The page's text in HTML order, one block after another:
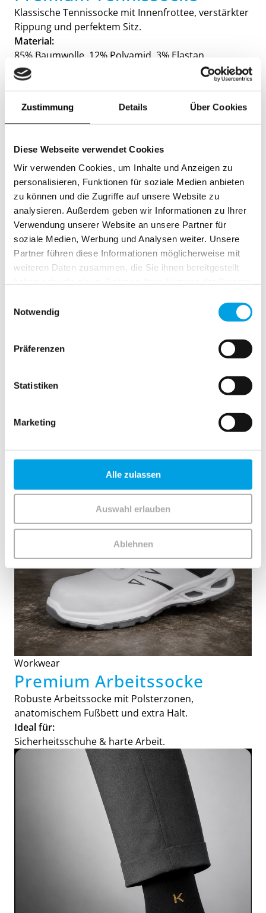
Zustimmung Details Über Cookies
Diese Webseite verwendet Cookies
Wir verwenden Cookies, um Inhalte und Anzeigen zu
personalisieren, Funktionen für soziale Medien anbieten
zu können und die Zugriffe auf unsere Website zu
analysieren. Außerdem geben wir Informationen zu Ihrer
Verwendung unserer Website an unsere Partner für
soziale Medien, Werbung und Analysen weiter. Unsere
Partner führen diese Informationen möglicherweise mit
weiteren Daten zusammen, die Sie ihnen bereitgestellt
Notwendig
Präferenzen
Statistiken
Marketing
Alle zulassen
Auswahl erlauben
Ablehnen
Klassische Tennissocke mit Innenfrottee, verstärkter
Rippung und perfektem Sitz.
Material:
85% Baumwolle, 12% Polyamid, 3% Elastan.
Sustainable
Holzfaser Socke
Material:
Workwear
Premium Arbeitssocke
Robuste Arbeitssocke mit Polsterzonen,
anatomischem Fußbett und extra Halt.
Ideal für:
Sicherheitsschuhe & harte Arbeit.